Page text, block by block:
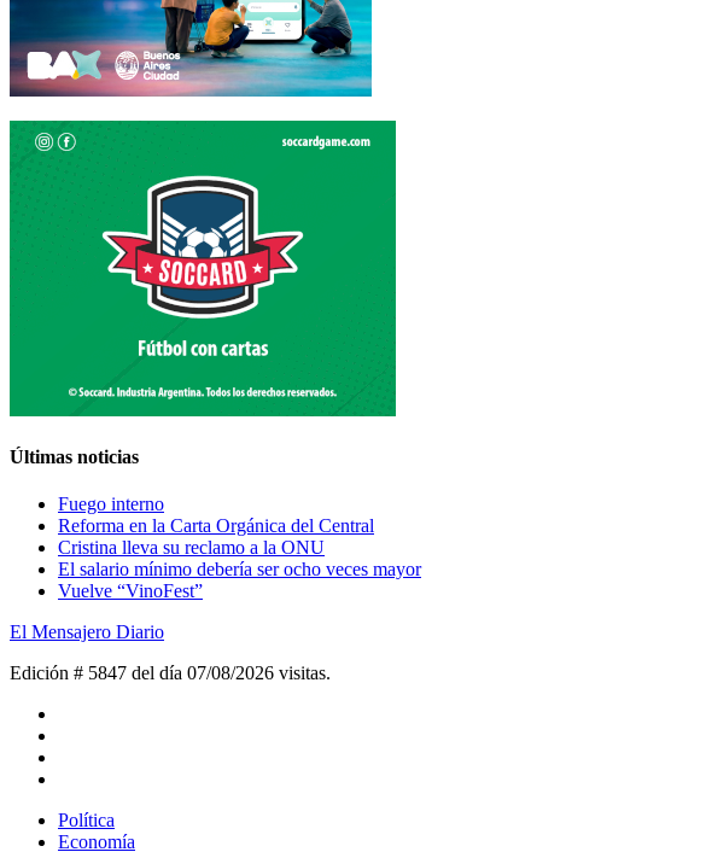
Últimas noticias
Fuego interno
Reforma en la Carta Orgánica del Central
Cristina lleva su reclamo a la ONU
El salario mínimo debería ser ocho veces mayor
Vuelve “VinoFest”
El Mensajero Diario
Edición # 5847 del día 07/08/2026 visitas.
Política
Economía